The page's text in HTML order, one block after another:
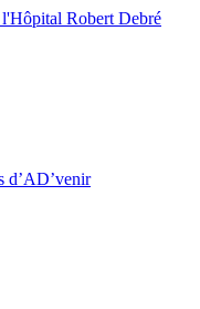
d’AD’venir